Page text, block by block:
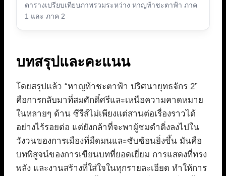
ตารางเปรียบเทียบภาพรวมระหว่าง หาญท้าชะตาฟ้า ภาค
1 และ ภาค 2
บทสรุปและคะแนน
โดยสรุปแล้ว “หาญท้าชะตาฟ้า ปริศนายุทธจักร 2”
คือการกลับมาที่สมศักดิ์ศรีและเหนือความคาดหมาย
ในหลายๆ ด้าน ซีรีส์ไม่เพียงแต่สานต่อเรื่องราวได้
อย่างไร้รอยต่อ แต่ยังกล้าที่จะพาผู้ชมดำดิ่งลงไปใน
วังวนของการเมืองที่มืดมนและซับซ้อนยิ่งขึ้น มันคือ
บทพิสูจน์ของการเขียนบทที่ยอดเยี่ยม การแสดงที่ทรง
พลัง และงานสร้างที่ใส่ใจในทุกรายละเอียด ทำให้การ